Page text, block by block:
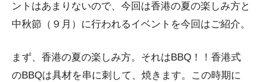
ントはあまりないので、今回は香港の夏の楽しみ方と
中秋節（９月）に行われるイベントを今回はご紹介。
まず、香港の夏の楽しみ方。それはBBQ！！香港式
のBBQは具材を串に刺して、焼きます。この時期に